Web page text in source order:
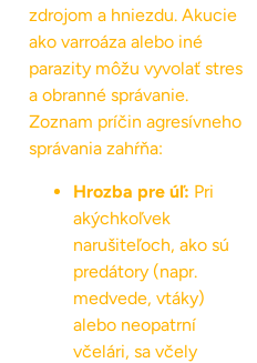
zdrojom a hniezdu. Akucie
ako varroáza alebo iné
parazity môžu vyvolať stres
a obranné správanie.
Zoznam príčin agresívneho
správania zahŕňa:
Hrozba pre úľ: Pri
akýchkoľvek
narušiteľoch, ako sú
predátory (napr.
medvede, vtáky)
alebo neopatrní
včelári, sa včely